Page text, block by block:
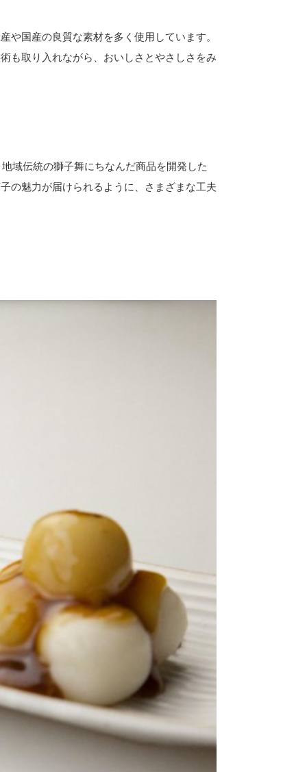
や国産の良質な素材を多く使用しています。
も取り入れながら、おいしさとやさしさをみ
域伝統の獅子舞にちなんだ商品を開発した
の魅力が届けられるように、さまざまな工夫